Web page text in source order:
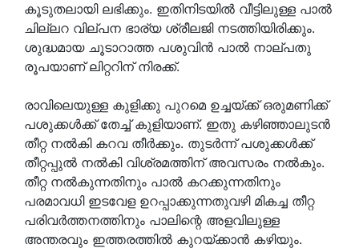
കൂടുതലായി ലഭിക്കും. ഇതിനിടയില്‍ വീട്ടിലുള്ള പാല്‍
ചില്ലറ വില്പന ഭാര്യ ശ്രീലജി നടത്തിയിരിക്കും.
ശുദ്ധമായ ചൂടാറാത്ത പശുവിന്‍ പാല്‍ നാല്പതു
രൂപയാണ് ലിറ്ററിന് നിരക്ക്.
രാവിലെയുള്ള കുളിക്കു പുറമെ ഉച്ചയ്ക്ക് ഒരുമണിക്ക്
പശുക്കള്‍ക്ക് തേച്ച് കുളിയാണ്. ഇതു കഴിഞ്ഞാലുടന്‍
തീറ്റ നല്‍കി കറവ തീര്‍ക്കും. തുടര്‍ന്ന് പശുക്കള്‍ക്ക്
തീറ്റപ്പുല്‍ നല്‍കി വിശ്രമത്തിന് അവസരം നല്‍കും.
തീറ്റ നല്‍കുന്നതിനും പാല്‍ കറക്കുന്നതിനും
പരമാവധി ഇടവേള ഉറപ്പാക്കുന്നതുവഴി മികച്ച തീറ്റ
പരിവര്‍ത്തനത്തിനും പാലിന്റെ അളവിലുള്ള
അന്തരവും ഇത്തരത്തില്‍ കുറയ്ക്കാന്‍ കഴിയും.